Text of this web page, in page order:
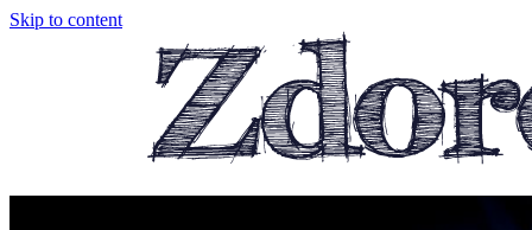
Skip to content